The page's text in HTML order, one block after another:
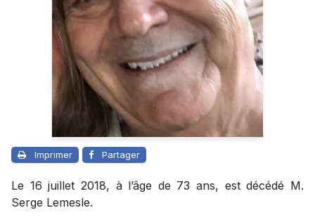
Imprimer Partager
Le 16 juillet 2018, à l’âge de 73 ans, est décédé M.
Serge Lemesle.